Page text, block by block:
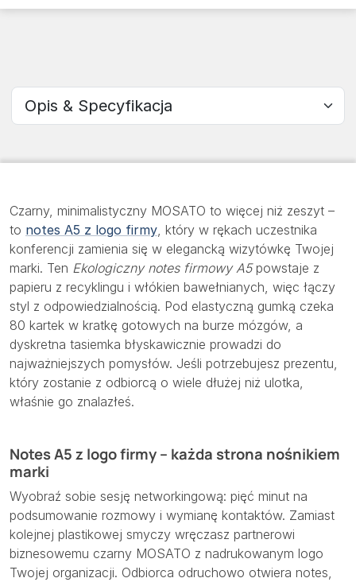
Czarny, minimalistyczny MOSATO to więcej niż zeszyt –
to notes A5 z logo firmy, który w rękach uczestnika
konferencji zamienia się w elegancką wizytówkę Twojej
marki. Ten Ekologiczny notes firmowy A5powstaje z
papieru z recyklingu i włókien bawełnianych, więc łączy
styl z odpowiedzialnością. Pod elastyczną gumką czeka
80 kartek w kratkę gotowych na burze mózgów, a
dyskretna tasiemka błyskawicznie prowadzi do
najważniejszych pomysłów. Jeśli potrzebujesz prezentu,
który zostanie z odbiorcą o wiele dłużej niż ulotka,
właśnie go znalazłeś.
Notes A5 z logo firmy – każda strona nośnikiem
marki
Wyobraź sobie sesję networkingową: pięć minut na
podsumowanie rozmowy i wymianę kontaktów. Zamiast
kolejnej plastikowej smyczy wręczasz partnerowi
biznesowemu czarny MOSATO z nadrukowanym logo
Twojej organizacji. Odbiorca odruchowo otwiera notes,
Wybierz sekcję